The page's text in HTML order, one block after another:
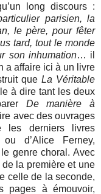
long discours :
parisien, la
le père, pour fêter
tard, tout le monde
son inhumation… il
a affaire ici à un livre
que La Véritable
à dire tant les deux
De manière à
avec des ouvrages
les derniers livres
d’Alice Ferney,
genre choral. Avec
la première et une
celle de la seconde,
pages à émouvoir,